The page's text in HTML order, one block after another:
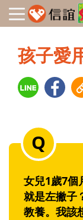
孩子愛
女兒1歲7個
就是左撇子
教養。我該